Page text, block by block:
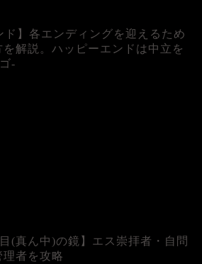
ド】各エンディングを迎えるため
解説。ハッピーエンドは中立を
-
(真ん中)の鏡】エス崇拝者・自問
者を攻略